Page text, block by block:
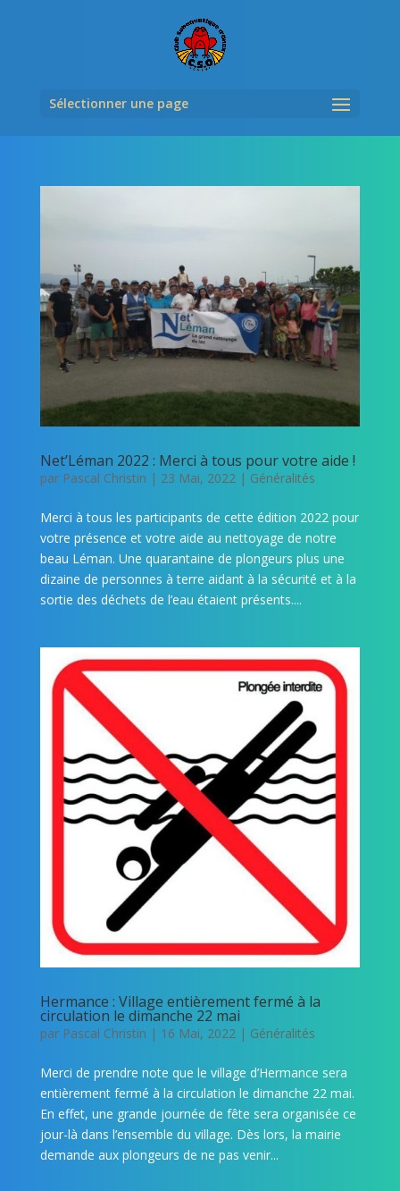
Sélectionner une page
Net’Léman 2022 : Merci à tous pour votre aide !
par Pascal Christin | 23 Mai, 2022 | Généralités
Merci à tous les participants de cette édition 2022 pour
votre présence et votre aide au nettoyage de notre
beau Léman. Une quarantaine de plongeurs plus une
dizaine de personnes à terre aidant à la sécurité et à la
sortie des déchets de l’eau étaient présents....
Hermance : Village entièrement fermé à la
circulation le dimanche 22 mai
par Pascal Christin | 16 Mai, 2022| Généralités
Merci de prendre note que le village d’Hermance sera
entièrement fermé à la circulation le dimanche 22 mai.
En effet, une grande journée de fête sera organisée ce
jour-là dans l’ensemble du village. Dès lors, la mairie
demande aux plongeurs de ne pas venir...